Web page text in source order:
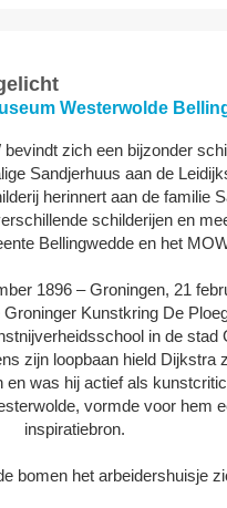
Westerwolde
zich een bijzonder
Sandjerhuus aan de
herinnert aan de familie
schilderijen en
Bellingwedde en het
1896 – Groningen, 21
Kunstkring De
in de stad
zijn loopbaan hield Dijkstra
en was hij actief als
vormde voor hem
inspiratiebron.
bomen het arbeidershuisje